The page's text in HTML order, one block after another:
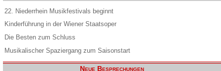
22. Niederrhein Musikfestivals beginnt
Kinderführung in der Wiener Staatsoper
Die Besten zum Schluss
Musikalischer Spaziergang zum Saisonstart
Neue Besprechungen